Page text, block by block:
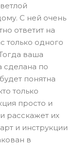
С ней очень
ответит на
только одного
ваша
сделана по
понятна
только
просто и
расскажет их
и инструкции
в